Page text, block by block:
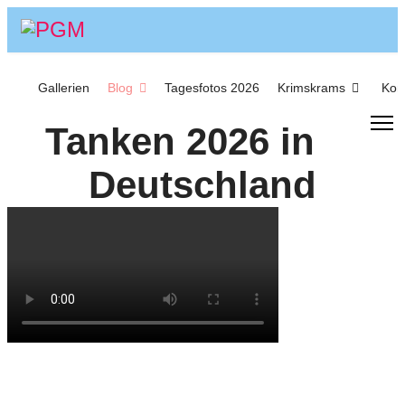
Gallerien Blog Tagesfotos 2026 Krimskrams
Tanken 2026 in
Deutschland